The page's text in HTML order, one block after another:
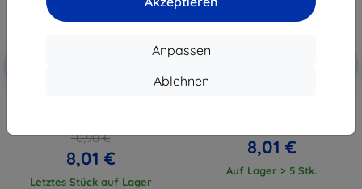
Anpassen
Ablehnen
10,90 €
8,01 €
Letztes Stück auf Lager
8,01 €
Auf Lager > 5 Stk.